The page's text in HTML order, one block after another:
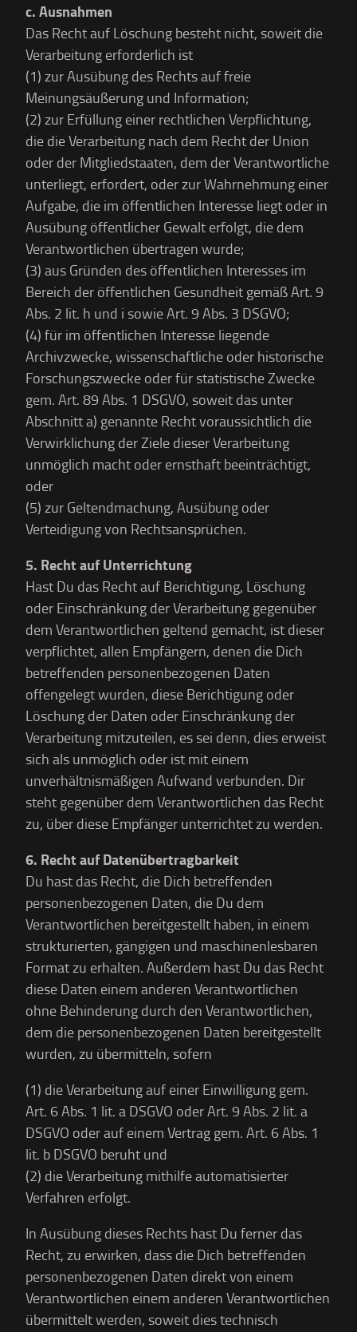
c. Ausnahmen
Das Recht auf Löschung besteht nicht, soweit die
Verarbeitung erforderlich ist
(1) zur Ausübung des Rechts auf freie
Meinungsäußerung und Information;
(2) zur Erfüllung einer rechtlichen Verpflichtung,
die die Verarbeitung nach dem Recht der Union
oder der Mitgliedstaaten, dem der Verantwortliche
unterliegt, erfordert, oder zur Wahrnehmung einer
Aufgabe, die im öffentlichen Interesse liegt oder in
Ausübung öffentlicher Gewalt erfolgt, die dem
Verantwortlichen übertragen wurde;
(3) aus Gründen des öffentlichen Interesses im
Bereich der öffentlichen Gesundheit gemäß Art. 9
Abs. 2 lit. h und i sowie Art. 9 Abs. 3 DSGVO;
(4) für im öffentlichen Interesse liegende
Archivzwecke, wissenschaftliche oder historische
Forschungszwecke oder für statistische Zwecke
gem. Art. 89 Abs. 1 DSGVO, soweit das unter
Abschnitt a) genannte Recht voraussichtlich die
Verwirklichung der Ziele dieser Verarbeitung
unmöglich macht oder ernsthaft beeinträchtigt,
oder
(5) zur Geltendmachung, Ausübung oder
Verteidigung von Rechtsansprüchen.
5. Recht auf Unterrichtung
Hast Du das Recht auf Berichtigung, Löschung
oder Einschränkung der Verarbeitung gegenüber
dem Verantwortlichen geltend gemacht, ist dieser
verpflichtet, allen Empfängern, denen die Dich
betreffenden personenbezogenen Daten
offengelegt wurden, diese Berichtigung oder
Löschung der Daten oder Einschränkung der
Verarbeitung mitzuteilen, es sei denn, dies erweist
sich als unmöglich oder ist mit einem
unverhältnismäßigen Aufwand verbunden. Dir
steht gegenüber dem Verantwortlichen das Recht
zu, über diese Empfänger unterrichtet zu werden.
6. Recht auf Datenübertragbarkeit
Du hast das Recht, die Dich betreffenden
personenbezogenen Daten, die Du dem
Verantwortlichen bereitgestellt haben, in einem
strukturierten, gängigen und maschinenlesbaren
Format zu erhalten. Außerdem hast Du das Recht
diese Daten einem anderen Verantwortlichen
ohne Behinderung durch den Verantwortlichen,
dem die personenbezogenen Daten bereitgestellt
wurden, zu übermitteln, sofern
(1) die Verarbeitung auf einer Einwilligung gem.
Art. 6 Abs. 1 lit. a DSGVO oder Art. 9 Abs. 2 lit. a
DSGVO oder auf einem Vertrag gem. Art. 6 Abs. 1
lit. b DSGVO beruht und
(2) die Verarbeitung mithilfe automatisierter
Verfahren erfolgt.
In Ausübung dieses Rechts hast Du ferner das
Recht, zu erwirken, dass die Dich betreffenden
personenbezogenen Daten direkt von einem
Verantwortlichen einem anderen Verantwortlichen
übermittelt werden, soweit dies technisch